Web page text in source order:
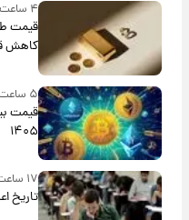
۴ ساعت پیش
کاهش
۵ ساعت پیش
۱۴۰۵
۱۷ ساعت پیش
تاریخ